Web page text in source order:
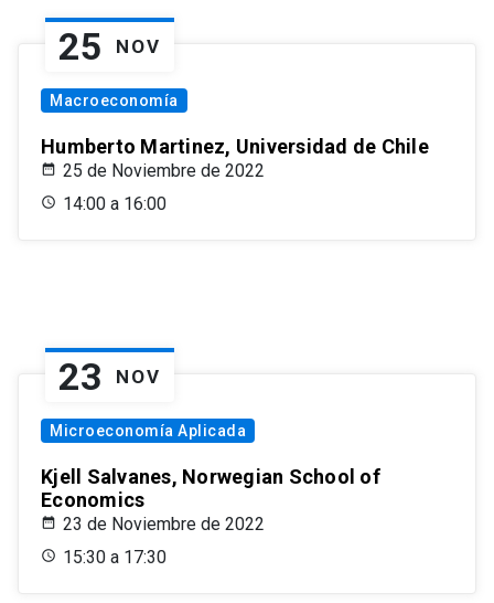
25 NOV
Macroeconomía
Humberto Martinez, Universidad de Chile
25 de Noviembre de 2022
14:00 a 16:00
23 NOV
Microeconomía Aplicada
Kjell Salvanes, Norwegian School of
Economics
23 de Noviembre de 2022
15:30 a 17:30